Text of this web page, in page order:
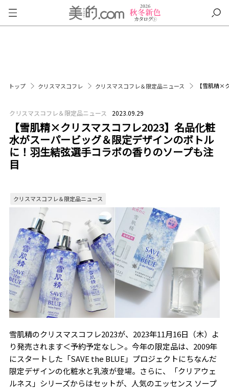
トップ クリスマスコフレ クリスマスコフレ＆限定品ニュース 【雪肌精×
クリスマスコフレ＆限定品ニュース 2023.09.29
【雪肌精×クリスマスコフレ2023】名品化粧
水がスーパービッグ＆限定デザインのボトル
に！羽生結弦選手コラボの香りのソープも注
目
クリスマスコフレ＆限定品ニュース
雪肌精のクリスマスコフレ2023が、2023年11月16日（木）よ
り発売されます＜予約予定なし＞。今年の限定品は、2009年
にスタートした「SAVE the BLUE」プロジェクトにちなんだ
限定デザインの化粧水と乳液が登場。さらに、「クリアウェ
ルネス」シリーズからはセットが、人気のエッセンス ソープ